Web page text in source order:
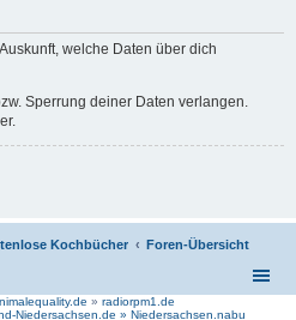
welche Daten über dich
Sperrung deiner Daten verlangen.
Kochbücher Foren-Übersicht
» radiorpm1.de
Niedersachsen.de » Niedersachsen.nabu